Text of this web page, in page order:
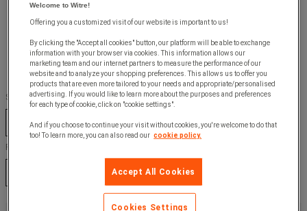
Stativ, färg :
Grå Ljusgrå
RAL nummer :
7042
Welcome to Witre!
Offering you a customized visit of our website is important to us!
By clicking the "Accept all cookies" button, our platform will be able to exchange
information with your browser via cookies. This information allows our
marketing team and our internet partners to measure the performance of our
website and to analyze your shopping preferences. This allows us to offer you
products that are even more tailored to your needs and appropriate/personalised
advertising. If you would like to learn more about the purposes and preferences
for each type of cookie, click on "cookie settings".
And if you choose to continue your visit without cookies, you're welcome to do that
too! To learn more, you can also read our cookie policy.
Accept All Cookies
Cookies Settings